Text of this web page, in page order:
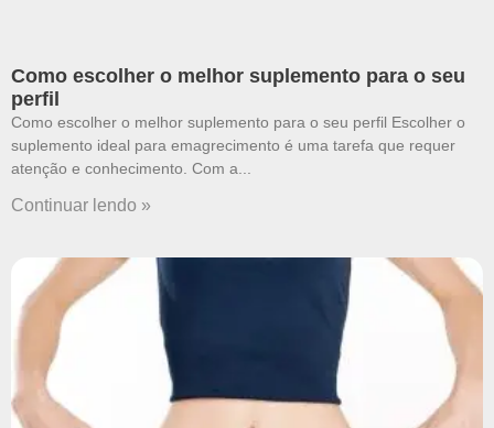
Como escolher o melhor suplemento para o seu
perfil
Como escolher o melhor suplemento para o seu perfil Escolher o
suplemento ideal para emagrecimento é uma tarefa que requer
atenção e conhecimento. Com a
Continuar lendo »